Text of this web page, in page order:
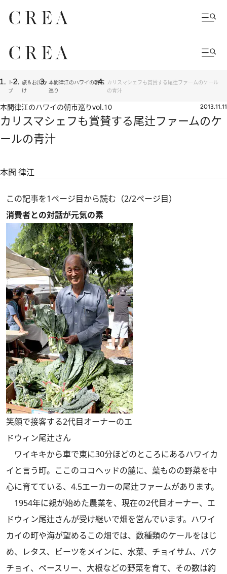
トッ
プ
旅＆お出か
け
本間律江のハワイの朝市
巡り
カリスマシェフも賞賛する尾辻ファームのケール
の青汁
本間律江のハワイの朝市巡りvol.10 2013.11.11
カリスマシェフも賞賛する尾辻ファームのケ
ールの青汁
本間 律江
この記事を1ページ目から読む（2/2ページ目）
消費者との対話が元気の素
笑顔で接客する2代目オーナーのエ
ドウィン尾辻さん
ワイキキから車で東に30分ほどのところにあるハワイカ
イと言う町。ここのココヘッドの麓に、葉ものの野菜を中
心に育てている、4.5エーカーの尾辻ファームがあります。
1954年に親が始めた農業を、現在の2代目オーナー、エ
ドウィン尾辻さんが受け継いで畑を営んでいます。ハワイ
カイの町や海が望めるこの畑では、数種類のケールをはじ
め、レタス、ビーツをメインに、水菜、チョイサム、パク
チョイ、ペースリー、大根などの野菜を育て、その数は約